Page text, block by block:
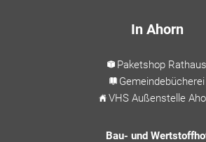
In Ahorn
Paketshop Rathaus
Gemeindebücherei
VHS Außenstelle
Bau- und